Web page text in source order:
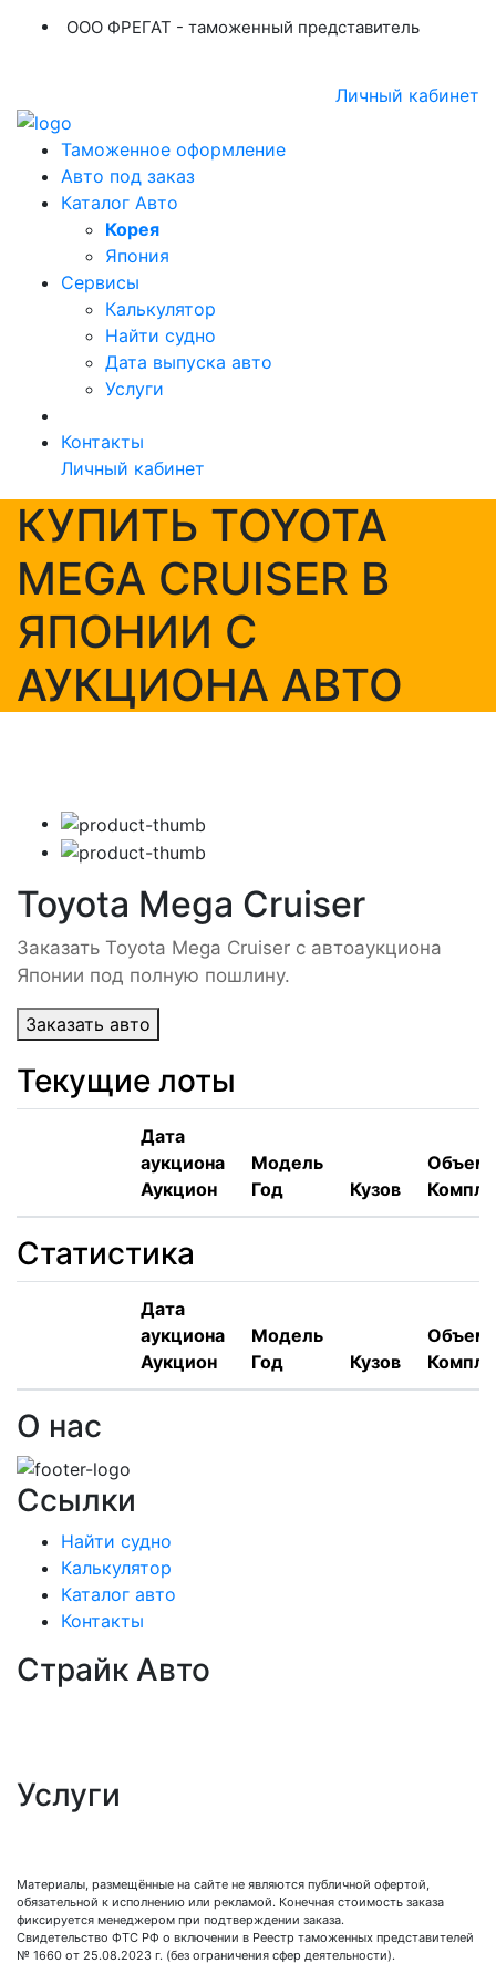
ООО ФРЕГАТ - таможенный представитель
Личный кабинет
Таможенное оформление
Авто под заказ
Каталог Авто
Корея
Япония
Сервисы
Калькулятор
Найти судно
Дата выпуска авто
Услуги
Контакты
Личный кабинет
КУПИТЬ TOYOTA
MEGA CRUISER В
ЯПОНИИ С
АУКЦИОНА АВТО
Toyota Mega Cruiser
Заказать Toyota Mega Cruiser с автоаукциона
Японии под полную пошлину.
Заказать авто
Текущие лоты
Дата
аукциона
Аукцион
Модель
Год
Кузов
Объем,
Статистика
Дата
аукциона
Аукцион
Модель
Год
Кузов
Объем,
О нас
Ссылки
Найти судно
Калькулятор
Каталог авто
Контакты
Страйк Авто
Услуги
Материалы, размещённые на сайте не являются публичной офертой,
обязательной к исполнению или рекламой. Конечная стоимость заказа
фиксируется менеджером при подтверждении заказа.
Свидетельство ФТС РФ о включении в Реестр таможенных представителей
№ 1660 от 25.08.2023 г. (без ограничения сфер деятельности).